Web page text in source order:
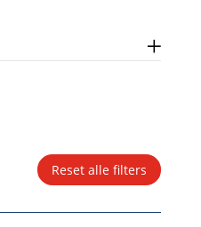
Reset alle filters